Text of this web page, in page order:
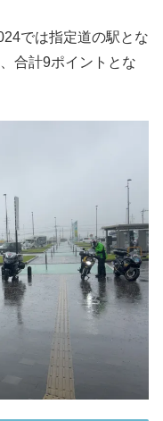
では指定道の駅とな
合計9ポイントとな